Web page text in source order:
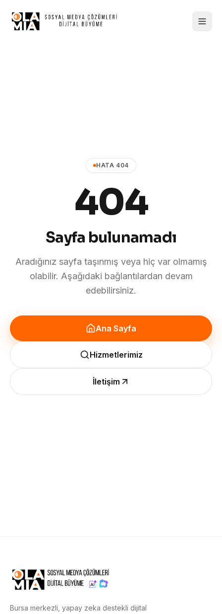
HATA 404
404
Sayfa bulunamadı
Aradığınız sayfa taşınmış veya hiç var olmamış
olabilir. Aşağıdaki bağlantılardan devam
edebilirsiniz.
Ana Sayfa
Hizmetlerimiz
İletişim
Bursa merkezli, yapay zeka destekli dijital